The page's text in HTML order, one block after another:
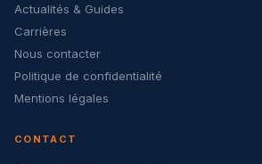
Actualités & Guides
Carrières
Nous contacter
Politique de confidentialité
Mentions légales
CONTACT